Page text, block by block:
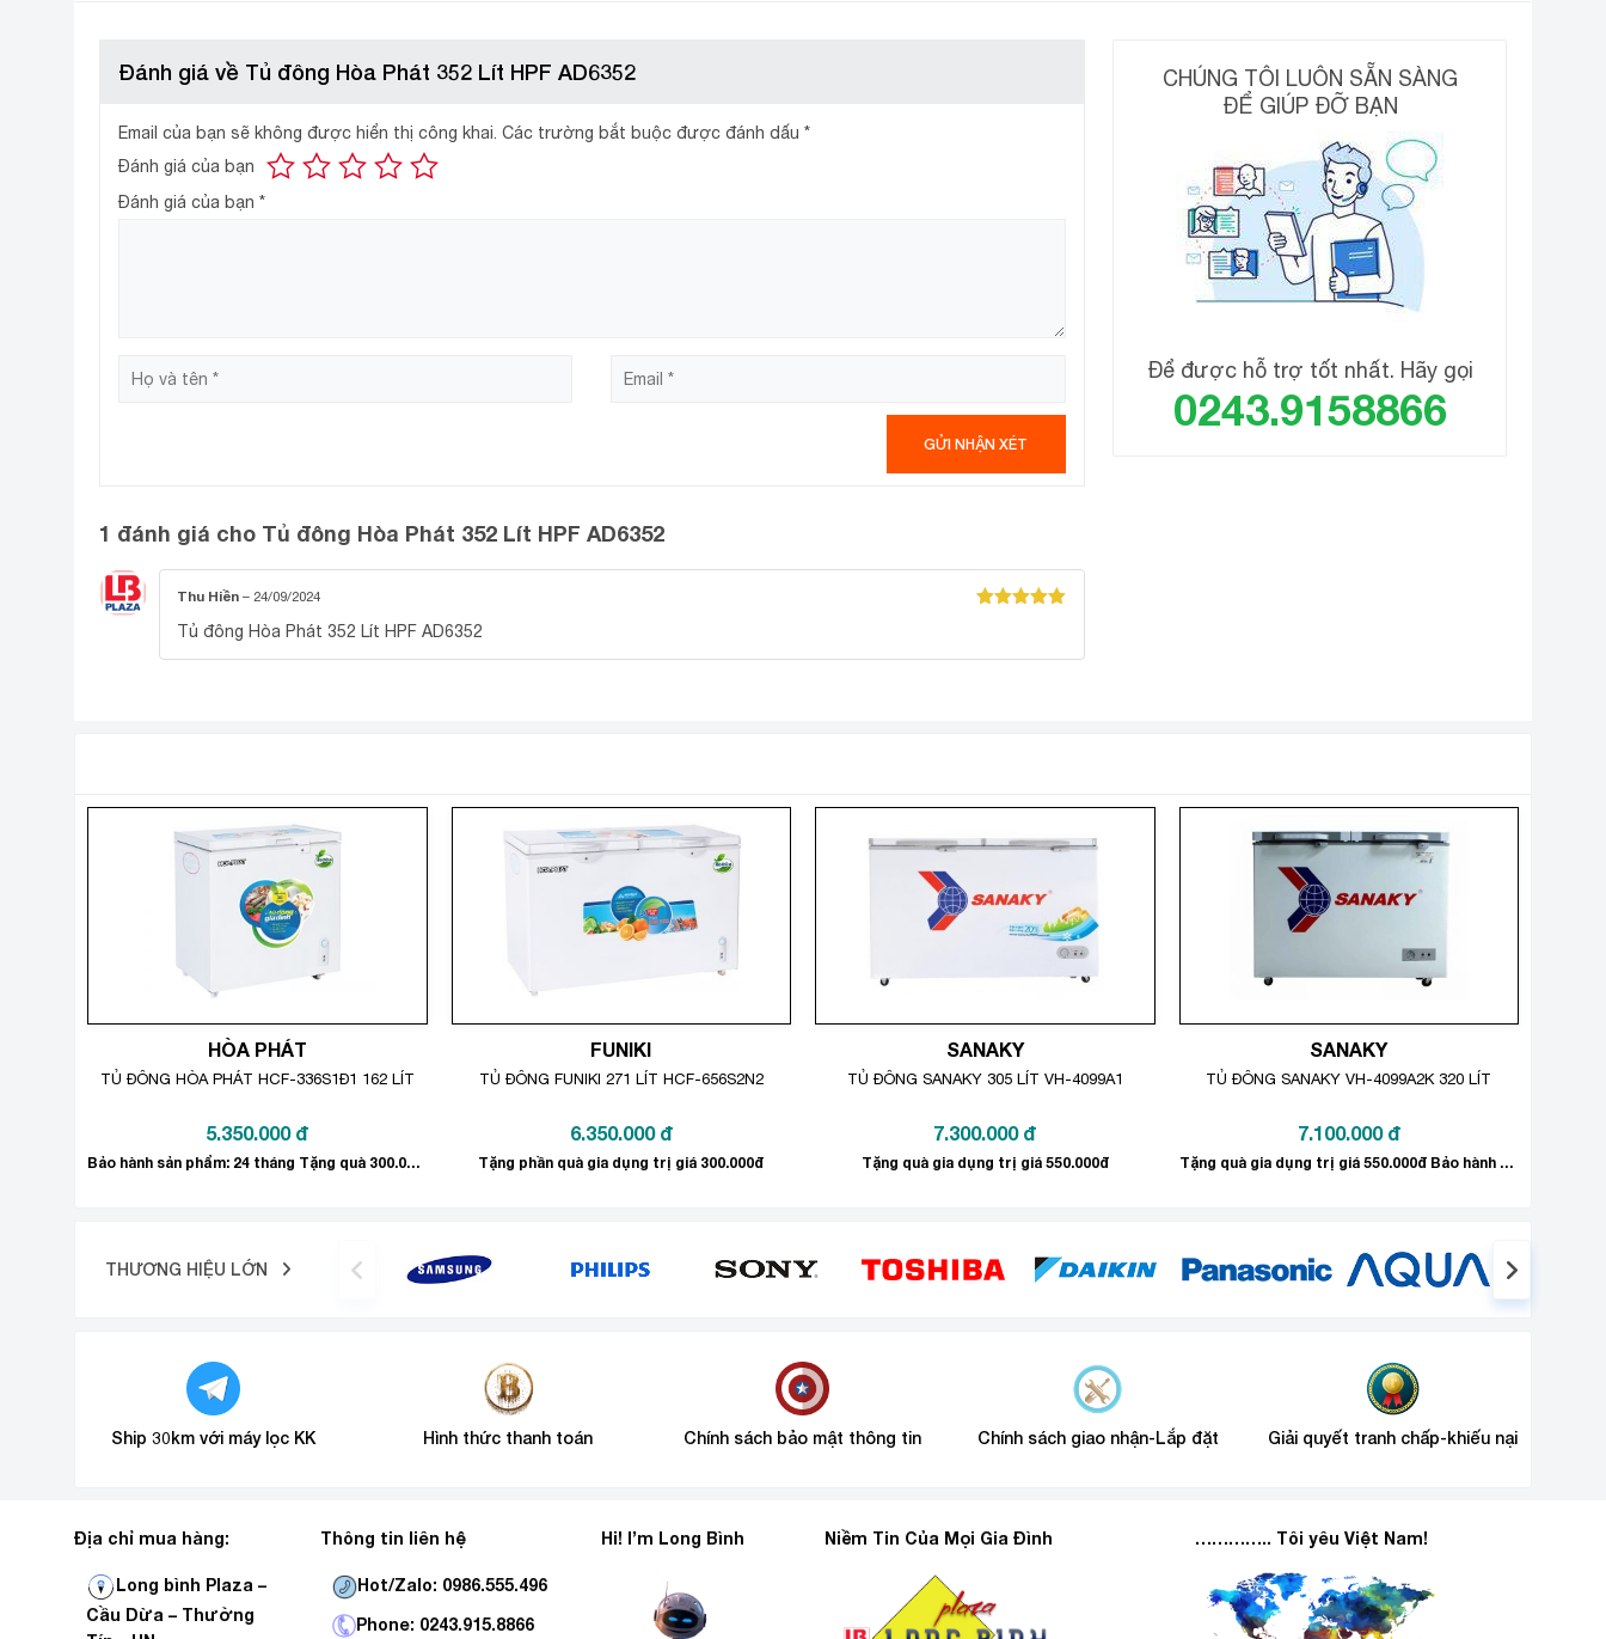
kết hợp đối lưu tự nhiên lan tỏa khí lạnh cho thực phẩm được làm lạnh nhanh, đồng đều, bảo quản thực phẩm tươi ngon lâu hơn.
cho khả năng dẫn nhiệt mạnh mẽ, làm lạnh sâu, nhanh và đảm bảo thiết bị hoạt động trơn tru, êm ái.
Đánh giá về Tủ đông Hòa Phát 352 Lít HPF AD6352
Email của bạn sẽ không được hiển thị công khai. Các trường bắt buộc được đánh dấu *
Đánh giá của bạn
Đánh giá của bạn *
1 đánh giá cho Tủ đông Hòa Phát 352 Lít HPF AD6352
Thu Hiền – 24/09/2024
Tủ đông Hòa Phát 352 Lít HPF AD6352
CHÚNG TÔI LUÔN SẴN SÀNG
ĐỂ GIÚP ĐỠ BẠN
Để được hỗ trợ tốt nhất. Hãy gọi
0243.9158866
HÒA PHÁT
TỦ ĐÔNG HÒA PHÁT HCF-336S1Đ1 162 LÍT
5.350.000 đ
Bảo hành sản phẩm: 24 tháng Tặng quà 300.000đ
FUNIKI
TỦ ĐÔNG FUNIKI 271 LÍT HCF-656S2N2
6.350.000 đ
Tặng phần quà gia dụng trị giá 300.000đ
SANAKY
TỦ ĐÔNG SANAKY 305 LÍT VH-4099A1
7.300.000 đ
Tặng quà gia dụng trị giá 550.000đ
SANAKY
TỦ ĐÔNG SANAKY VH-4099A2K 320 LÍT
7.100.000 đ
Tặng quà gia dụng trị giá 550.000đ Bảo hành sản phẩm: 24 tháng
THƯƠNG HIỆU LỚN
Ship 30km với máy lọc KK Hình thức thanh toán Chính sách bảo mật thông tin Chính sách giao nhận-Lắp đặt Giải quyết tranh chấp-khiếu nại
Địa chỉ mua hàng:
Long bình Plaza –
Cầu Dừa – Thường
Thông tin liên hệ
Hot/Zalo: 0986.555.496
Phone: 0243.915.8866
Hi! I’m Long Bình Niềm Tin Của Mọi Gia Đình ………….. Tôi yêu Việt Nam!